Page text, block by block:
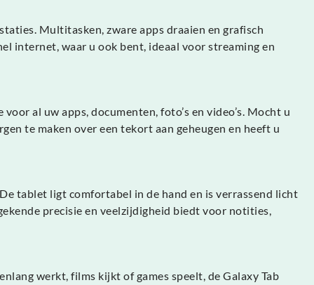
Multitasken, zware apps draaien en grafisch
internet, waar u ook bent, ideaal voor streaming en
al uw apps, documenten, foto’s en video’s. Mocht u
te maken over een tekort aan geheugen en heeft u
tablet ligt comfortabel in de hand en is verrassend licht
precisie en veelzijdigheid biedt voor notities,
werkt, films kijkt of games speelt, de Galaxy Tab